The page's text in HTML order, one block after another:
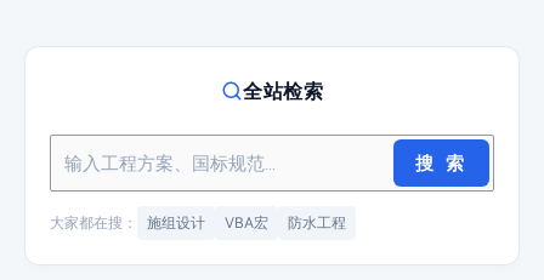
全站检索
搜 索
大家都在搜： 施组设计 VBA宏 防水工程